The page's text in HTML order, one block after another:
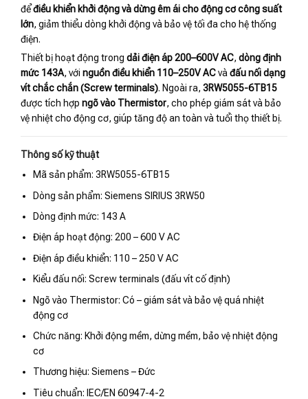
đểđiều khiển khởi động và dừng êm ái cho động cơ công suất
lớn, giảm thiểu dòng khởi động và bảo vệ tối đa cho hệ thống
điện.
Thiết bị hoạt động trong dải điện áp 200–600V AC, dòng định
mức 143A, với nguồn điều khiển 110–250V ACvàđấu nối dạng
vít chắc chắn (Screw terminals). Ngoài ra, 3RW5055-6TB15
được tích hợp ngõ vào Thermistor, cho phép giám sát và bảo
vệ nhiệt cho động cơ, giúp tăng độ an toàn và tuổi thọ thiết bị.
Thông số kỹ thuật
Mã sản phẩm: 3RW5055-6TB15
Dòng sản phẩm: Siemens SIRIUS 3RW50
Dòng định mức: 143 A
Điện áp hoạt động: 200 – 600 V AC
Điện áp điều khiển: 110 – 250 V AC
Kiểu đấu nối: Screw terminals (đấu vít cố định)
Ngõ vào Thermistor: Có – giám sát và bảo vệ quá nhiệt
động cơ
Chức năng: Khởi động mềm, dừng mềm, bảo vệ nhiệt động
cơ
Thương hiệu: Siemens – Đức
Tiêu chuẩn: IEC/EN 60947-4-2